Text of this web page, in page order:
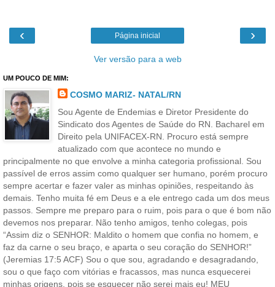
‹ ›
Página inicial
Ver versão para a web
UM POUCO DE MIM:
COSMO MARIZ- NATAL/RN
Sou Agente de Endemias e Diretor Presidente do
Sindicato dos Agentes de Saúde do RN. Bacharel em
Direito pela UNIFACEX-RN. Procuro está sempre
atualizado com que acontece no mundo e
principalmente no que envolve a minha categoria profissional. Sou
passível de erros assim como qualquer ser humano, porém procuro
sempre acertar e fazer valer as minhas opiniões, respeitando às
demais. Tenho muita fé em Deus e a ele entrego cada um dos meus
passos. Sempre me preparo para o ruim, pois para o que é bom não
devemos nos preparar. Não tenho amigos, tenho colegas, pois
“Assim diz o SENHOR: Maldito o homem que confia no homem, e
faz da carne o seu braço, e aparta o seu coração do SENHOR!”
(Jeremias 17:5 ACF) Sou o que sou, agradando e desagradando,
sou o que faço com vitórias e fracassos, mas nunca esquecerei
minhas origens, pois se esquecer não serei mais eu! MEU